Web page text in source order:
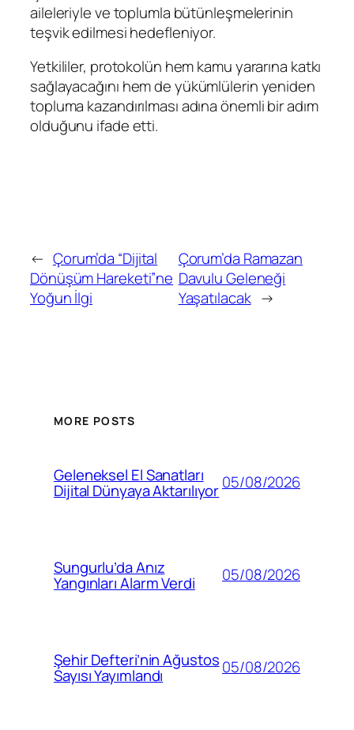
aileleriyle ve toplumla bütünleşmelerinin
teşvik edilmesi hedefleniyor.
Yetkililer, protokolün hem kamu yararına katkı
sağlayacağını hem de yükümlülerin yeniden
topluma kazandırılması adına önemli bir adım
olduğunu ifade etti.
← Çorum’da “Dijital
Dönüşüm Hareketi”ne
Yoğun İlgi
Çorum’da Ramazan
Davulu Geleneği
Yaşatılacak →
MORE POSTS
Geleneksel El Sanatları
Dijital Dünyaya Aktarılıyor05/08/2026
Sungurlu’da Anız
Yangınları Alarm Verdi 05/08/2026
Şehir Defteri’nin Ağustos
Sayısı Yayımlandı 05/08/2026